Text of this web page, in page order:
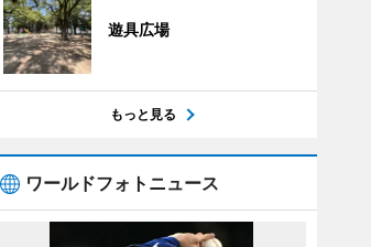
遊具広場
もっと見る
ワールドフォトニュース